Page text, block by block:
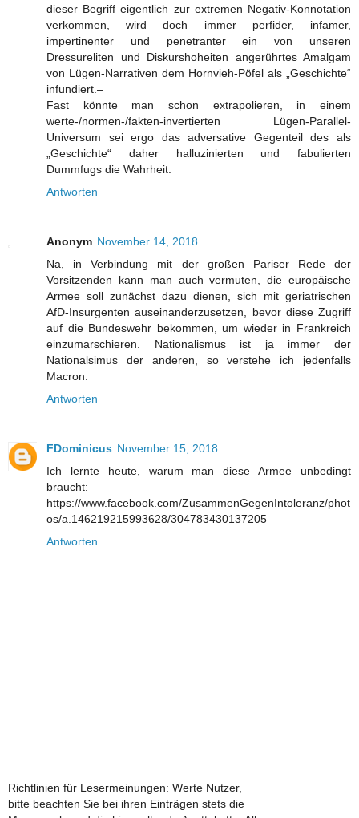
dieser Begriff eigentlich zur extremen Negativ-Konnotation
verkommen, wird doch immer perfider, infamer,
impertinenter und penetranter ein von unseren
Dressureliten und Diskurshoheiten angerührtes Amalgam
von Lügen-Narrativen dem Hornvieh-Pöfel als „Geschichte“
infundiert.–
Fast könnte man schon extrapolieren, in einem
werte-/normen-/fakten-invertierten Lügen-Parallel-
Universum sei ergo das adversative Gegenteil des als
„Geschichte“ daher halluzinierten und fabulierten
Dummfugs die Wahrheit.
Antworten
Anonym November 14, 2018
Na, in Verbindung mit der großen Pariser Rede der
Vorsitzenden kann man auch vermuten, die europäische
Armee soll zunächst dazu dienen, sich mit geriatrischen
AfD-Insurgenten auseinanderzusetzen, bevor diese Zugriff
auf die Bundeswehr bekommen, um wieder in Frankreich
einzumarschieren. Nationalismus ist ja immer der
Nationalsimus der anderen, so verstehe ich jedenfalls
Macron.
Antworten
FDominicus November 15, 2018
Ich lernte heute, warum man diese Armee unbedingt
braucht:
https://www.facebook.com/ZusammenGegenIntoleranz/phot
os/a.146219215993628/304783430137205
Antworten
Richtlinien für Lesermeinungen: Werte Nutzer,
bitte beachten Sie bei ihren Einträgen stets die